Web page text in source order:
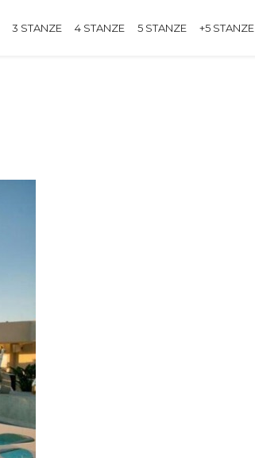
3 STANZE 4 STANZE 5 STANZE +5 STANZE